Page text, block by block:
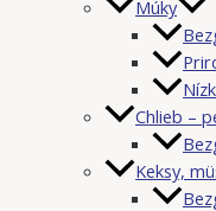
Múky
Chlieb –
Keksy,